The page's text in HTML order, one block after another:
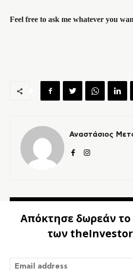
Feel free to ask me whatever you
Αναστάσιος
Απόκτησε δωρεάν το
των